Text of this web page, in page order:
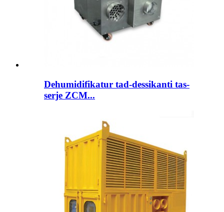
Dehumidifikatur tad-dessikanti tas-
serje ZCM...